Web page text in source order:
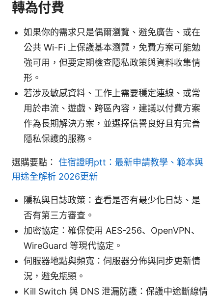
轉為付費
如果你的需求只是偶爾瀏覽、避免廣告、或在
公共 Wi-Fi 上保護基本瀏覽，免費方案可能勉
強可用，但要定期檢查隱私政策與資料收集情
形。
若涉及敏感資料、工作上需要穩定連線、或常
用於串流、遊戲、跨區內容，建議以付費方案
作為長期解決方案，並選擇信譽良好且有完善
隱私保護的服務。
選購要點： 住宿證明ptt：最新申請教學、範本與
用途全解析 2026更新
隱私與日誌政策：查看是否有最少化日誌、是
否有第三方審查。
加密協定：確保使用 AES-256、OpenVPN、
WireGuard 等現代協定。
伺服器地點與頻寬：伺服器分佈與同步更新情
況，避免瓶頸。
Kill Switch 與 DNS 泄漏防護：保護中途斷線情